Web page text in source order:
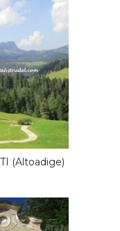
(Altoadige)